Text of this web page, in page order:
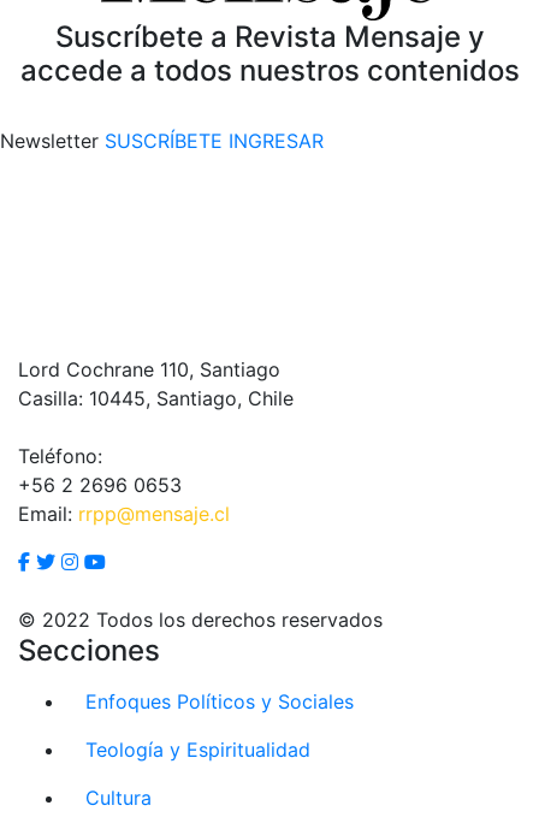
Suscríbete a Revista Mensaje y
accede a todos nuestros contenidos
Newsletter SUSCRÍBETE INGRESAR
Lord Cochrane 110, Santiago
Casilla: 10445, Santiago, Chile
Teléfono:
+56 2 2696 0653
Email: rrpp@mensaje.cl
© 2022 Todos los derechos reservados
Secciones
Enfoques Políticos y Sociales
Teología y Espiritualidad
Cultura